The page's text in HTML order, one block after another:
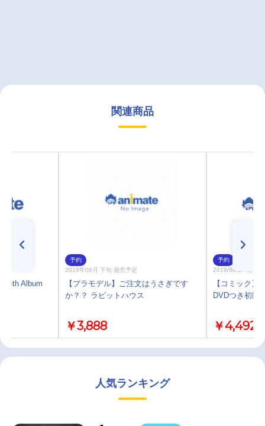
関連商品
6th Album
予約
2019年06月 下旬 発売予定
【プラモデル】ご注文はうさぎです
か？？ ラビットハウス
￥3,888
予約
2019/09/27 発売
【コミック】
DVDつき初回
￥4,492
人気ランキング